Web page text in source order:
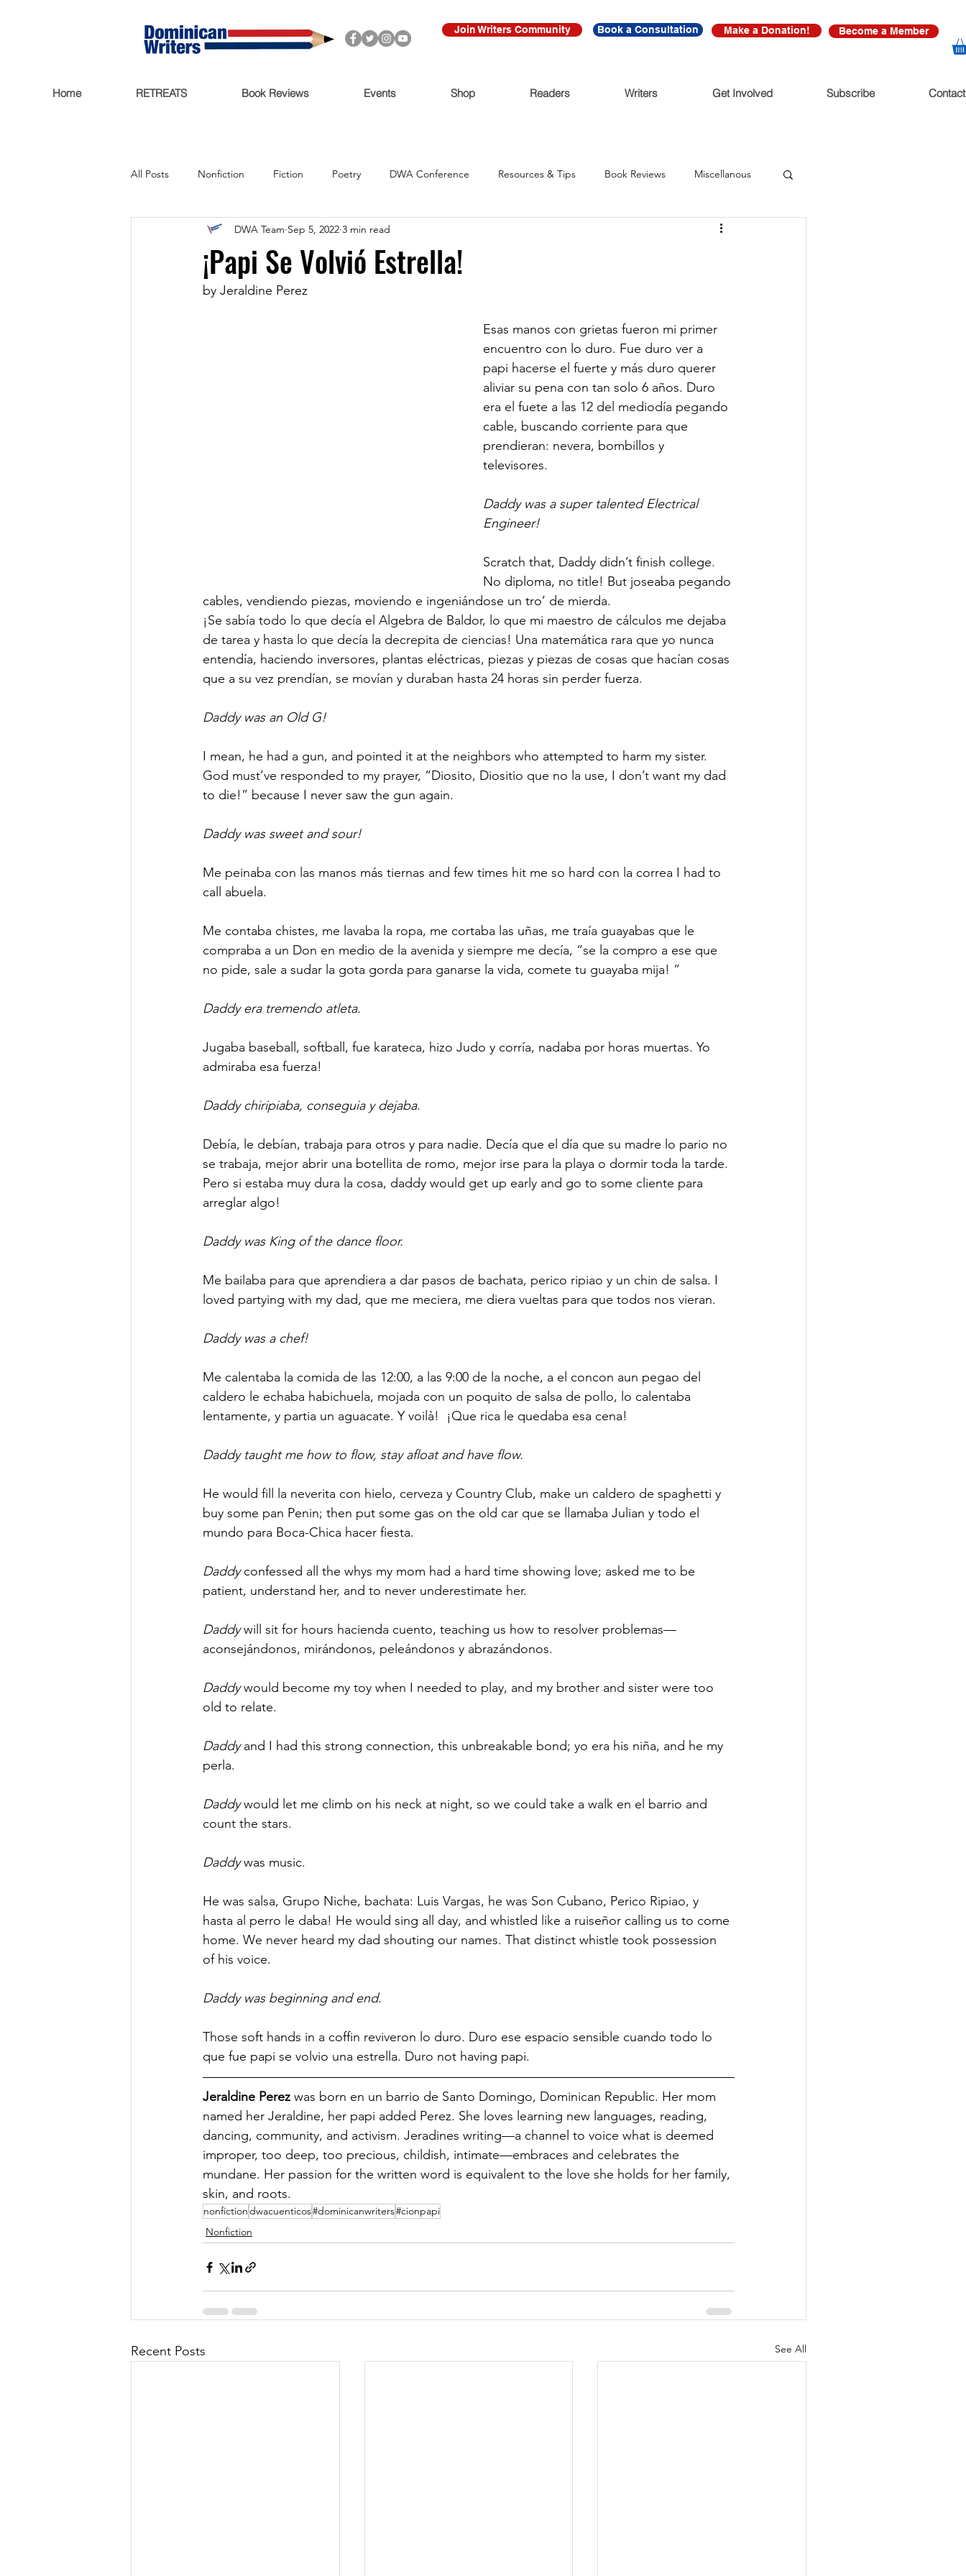
Join Writers Community Book a Consultation Make a Donation! Become a Member
Home RETREATS Book Reviews Events Shop Readers Writers Get Involved Subscribe Contact
All Posts Nonfiction Fiction Poetry DWA Conference Resources & Tips Book Reviews Miscellanous
Trending Now Funding Call for Submissions
Writers Salon
DWA Retreat
¡Papi Se Volvió Estrella!
DWA Team Sep 5, 2022 3 min read
by Jeraldine Perez
Esas manos con grietas fueron mi primer
encuentro con lo duro. Fue duro ver a
papi hacerse el fuerte y más duro querer
aliviar su pena con tan solo 6 años. Duro
era el fuete a las 12 del mediodía pegando
cable, buscando corriente para que
prendieran: nevera, bombillos y
televisores.
Daddy was a super talented Electrical
Engineer!
Scratch that, Daddy didn’t finish college.
No diploma, no title! But joseaba pegando
cables, vendiendo piezas, moviendo e ingeniándose un tro’ de mierda.
¡Se sabía todo lo que decía el Algebra de Baldor, lo que mi maestro de cálculos me dejaba
de tarea y hasta lo que decía la decrepita de ciencias! Una matemática rara que yo nunca
entendía, haciendo inversores, plantas eléctricas, piezas y piezas de cosas que hacían cosas
que a su vez prendían, se movían y duraban hasta 24 horas sin perder fuerza.
Daddy was an Old G!
I mean, he had a gun, and pointed it at the neighbors who attempted to harm my sister.
God must’ve responded to my prayer, “Diosito, Diositio que no la use, I don’t want my dad
to die!” because I never saw the gun again.
Daddy was sweet and sour!
Me peinaba con las manos más tiernas and few times hit me so hard con la correa I had to
call abuela.
Me contaba chistes, me lavaba la ropa, me cortaba las uñas, me traía guayabas que le
compraba a un Don en medio de la avenida y siempre me decía, “se la compro a ese que
no pide, sale a sudar la gota gorda para ganarse la vida, comete tu guayaba mija! ”
Daddy era tremendo atleta.
Jugaba baseball, softball, fue karateca, hizo Judo y corría, nadaba por horas muertas. Yo
admiraba esa fuerza!
Daddy chiripiaba, conseguia y dejaba.
Debía, le debían, trabaja para otros y para nadie. Decía que el día que su madre lo pario no
se trabaja, mejor abrir una botellita de romo, mejor irse para la playa o dormir toda la tarde.
Pero si estaba muy dura la cosa, daddy would get up early and go to some cliente para
arreglar algo!
Daddy was King of the dance floor.
Me bailaba para que aprendiera a dar pasos de bachata, perico ripiao y un chin de salsa. I
loved partying with my dad, que me meciera, me diera vueltas para que todos nos vieran.
Daddy was a chef!
Me calentaba la comida de las 12:00, a las 9:00 de la noche, a el concon aun pegao del
caldero le echaba habichuela, mojada con un poquito de salsa de pollo, lo calentaba
lentamente, y partia un aguacate. Y voilà!  ¡Que rica le quedaba esa cena!
Daddy taught me how to flow, stay afloat and have flow.
He would fill la neverita con hielo, cerveza y Country Club, make un caldero de spaghetti y
buy some pan Penin; then put some gas on the old car que se llamaba Julian y todo el
mundo para Boca-Chica hacer fiesta.
Daddy confessed all the whys my mom had a hard time showing love; asked me to be
patient, understand her, and to never underestimate her.
Daddy will sit for hours hacienda cuento, teaching us how to resolver problemas—
aconsejándonos, mirándonos, peleándonos y abrazándonos.
Daddy would become my toy when I needed to play, and my brother and sister were too
old to relate.
Daddy and I had this strong connection, this unbreakable bond; yo era his niña, and he my
perla.
Daddy would let me climb on his neck at night, so we could take a walk en el barrio and
count the stars.
Daddy was music.
He was salsa, Grupo Niche, bachata: Luis Vargas, he was Son Cubano, Perico Ripiao, y
hasta al perro le daba! He would sing all day, and whistled like a ruiseñor calling us to come
home. We never heard my dad shouting our names. That distinct whistle took possession
of his voice.
Daddy was beginning and end.
Those soft hands in a coffin reviveron lo duro. Duro ese espacio sensible cuando todo lo
que fue papi se volvio una estrella. Duro not having papi.
Jeraldine Perez was born en un barrio de Santo Domingo, Dominican Republic. Her mom
named her Jeraldine, her papi added Perez. She loves learning new languages, reading,
dancing, community, and activism. Jeradines writing—a channel to voice what is deemed
improper, too deep, too precious, childish, intimate—embraces and celebrates the
mundane. Her passion for the written word is equivalent to the love she holds for her family,
skin, and roots.
nonfictiondwacuenticos#dominicanwriters#cionpapi
Nonfiction
Recent Posts See All